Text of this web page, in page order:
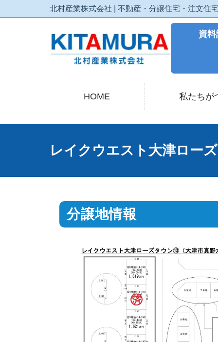
北村産業株式会社 | 不動産・分譲住宅・注文住
資
HOME 私たちが
レイクウエスト大津ロー
分譲地情報